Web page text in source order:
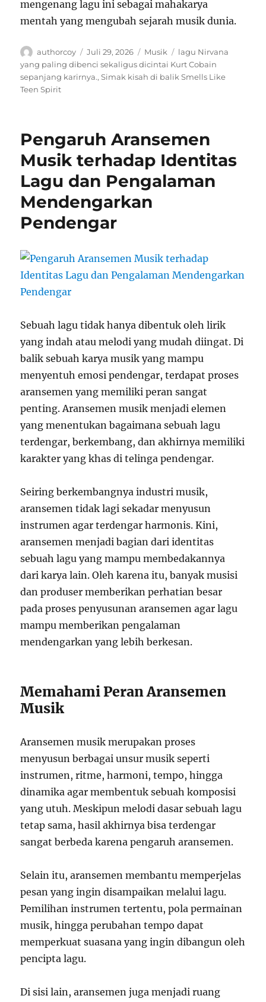
mengenang lagu ini sebagai mahakarya
mentah yang mengubah sejarah musik dunia.
Author
authorcoy
Posted
on
Juli 29, 2026 Categories
Musik Tags
lagu Nirvana
yang paling dibenci sekaligus dicintai Kurt Cobain
sepanjang karirnya.,Simak kisah di balik Smells Like
Teen Spirit
Pengaruh Aransemen
Musik terhadap Identitas
Lagu dan Pengalaman
Mendengarkan
Pendengar
Sebuah lagu tidak hanya dibentuk oleh lirik
yang indah atau melodi yang mudah diingat. Di
balik sebuah karya musik yang mampu
menyentuh emosi pendengar, terdapat proses
aransemen yang memiliki peran sangat
penting. Aransemen musik menjadi elemen
yang menentukan bagaimana sebuah lagu
terdengar, berkembang, dan akhirnya memiliki
karakter yang khas di telinga pendengar.
Seiring berkembangnya industri musik,
aransemen tidak lagi sekadar menyusun
instrumen agar terdengar harmonis. Kini,
aransemen menjadi bagian dari identitas
sebuah lagu yang mampu membedakannya
dari karya lain. Oleh karena itu, banyak musisi
dan produser memberikan perhatian besar
pada proses penyusunan aransemen agar lagu
mampu memberikan pengalaman
mendengarkan yang lebih berkesan.
Memahami Peran Aransemen
Musik
Aransemen musik merupakan proses
menyusun berbagai unsur musik seperti
instrumen, ritme, harmoni, tempo, hingga
dinamika agar membentuk sebuah komposisi
yang utuh. Meskipun melodi dasar sebuah lagu
tetap sama, hasil akhirnya bisa terdengar
sangat berbeda karena pengaruh aransemen.
Selain itu, aransemen membantu memperjelas
pesan yang ingin disampaikan melalui lagu.
Pemilihan instrumen tertentu, pola permainan
musik, hingga perubahan tempo dapat
memperkuat suasana yang ingin dibangun oleh
pencipta lagu.
Di sisi lain, aransemen juga menjadi ruang